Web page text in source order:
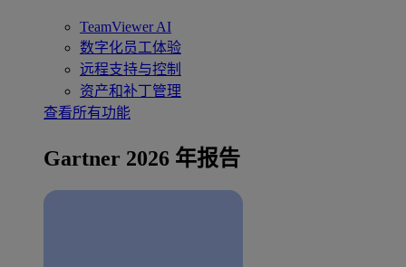
TeamViewer AI
数字化员工体验
远程支持与控制
资产和补丁管理
查看所有功能
Gartner 2026 年报告